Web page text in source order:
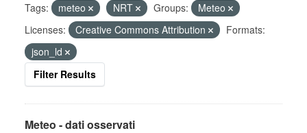
Tags: meteo NRT Groups:
Meteo
Licenses:
Creative Commons Attribution
Formats:
json_ld
Filter Results
Meteo - dati osservati